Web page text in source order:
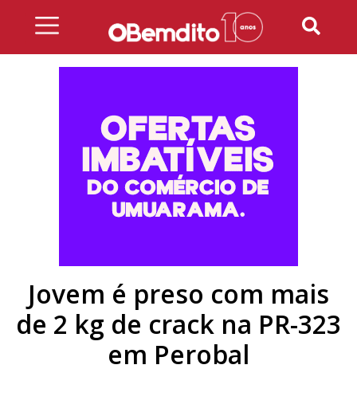
Jovem é preso com mais
de 2 kg de crack na PR-323
em Perobal